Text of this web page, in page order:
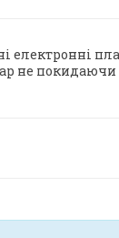
електронні
не покидаючи